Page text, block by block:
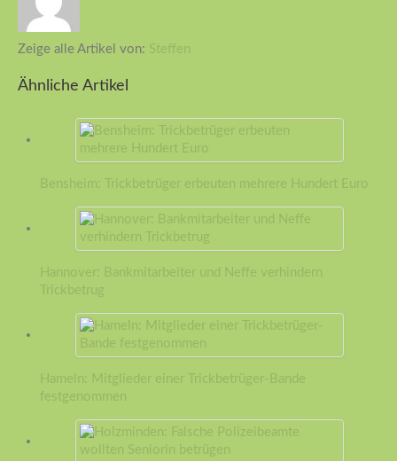
Zeige alle Artikel von: Steffen
Ähnliche Artikel
Bensheim: Trickbetrüger erbeuten mehrere Hundert Euro
Hannover: Bankmitarbeiter und Neffe verhindern
Trickbetrug
Hameln: Mitglieder einer Trickbetrüger-Bande
festgenommen